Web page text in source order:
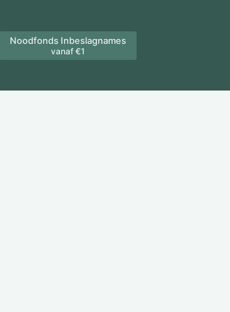
Noodfonds Inbeslagnames
vanaf €1